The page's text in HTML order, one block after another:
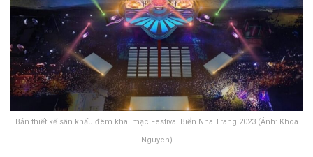
Bản thiết kế sân khấu đêm khai mạc Festival Biển Nha Trang 2023 (Ảnh: Khoa
Nguyen)